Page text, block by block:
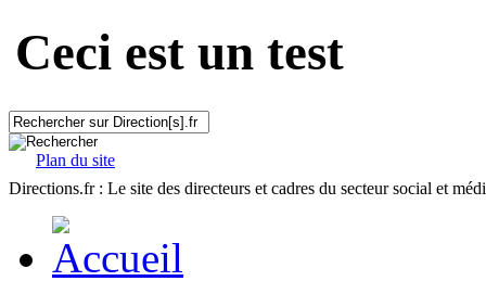
Ceci est un test
Plan du site
Directions.fr : Le site des directeurs et cadres du secteur social et